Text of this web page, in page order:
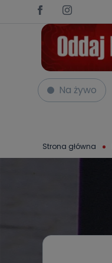
Na żywo
Strona główna